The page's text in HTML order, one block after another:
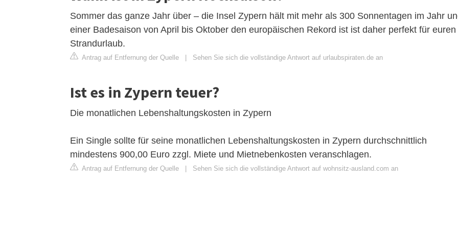
Sommer das ganze Jahr über – die Insel Zypern hält mit mehr als 300 Sonnentagen im Jahr
einer Badesaison von April bis Oktober den europäischen Rekord ist ist daher perfekt für euren
Strandurlaub.
Antrag auf Entfernung der Quelle | Sehen Sie sich die vollständige Antwort auf urlaubspiraten.de an
Ist es in Zypern teuer?
Die monatlichen Lebenshaltungskosten in Zypern
Ein Single sollte für seine monatlichen Lebenshaltungskosten in Zypern durchschnittlich
mindestens 900,00 Euro zzgl. Miete und Mietnebenkosten veranschlagen.
Antrag auf Entfernung der Quelle | Sehen Sie sich die vollständige Antwort auf wohnsitz-ausland.com an